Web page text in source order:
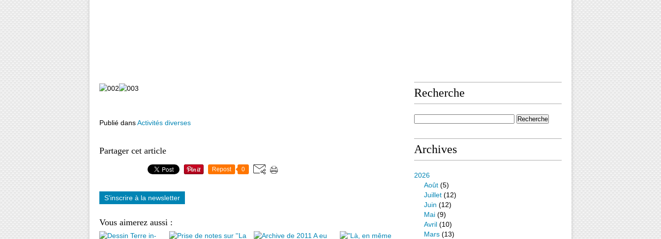
Publié dansActivités diverses
Partager cet article
Repost 0
S'inscrire à la newsletter
Vous aimerez aussi :
Recherche
Archives
2026
Août (5)
Juillet (12)
Juin (12)
Mai (9)
Avril (10)
Mars (13)